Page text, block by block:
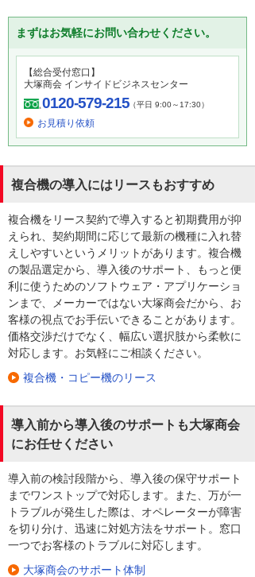
まずはお気軽にお問い合わせください。
【総合受付窓口】
大塚商会 インサイドビジネスセンター
0120-579-215（平日 9:00～17:30）
お見積り依頼
複合機の導入にはリースもおすすめ
複合機をリース契約で導入すると初期費用が抑
えられ、契約期間に応じて最新の機種に入れ替
えしやすいというメリットがあります。複合機
の製品選定から、導入後のサポート、もっと便
利に使うためのソフトウェア・アプリケーショ
ンまで、メーカーではない大塚商会だから、お
客様の視点でお手伝いできることがあります。
価格交渉だけでなく、幅広い選択肢から柔軟に
対応します。お気軽にご相談ください。
複合機・コピー機のリース
導入前から導入後のサポートも大塚商会
にお任せください
導入前の検討段階から、導入後の保守サポート
までワンストップで対応します。また、万が一
トラブルが発生した際は、オペレーターが障害
を切り分け、迅速に対処方法をサポート。窓口
一つでお客様のトラブルに対応します。
大塚商会のサポート体制